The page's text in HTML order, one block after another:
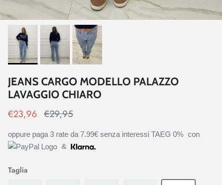
JEANS CARGO MODELLO PALAZZO
LAVAGGIO CHIARO
€23,96 €29,95
oppure paga 3 rate da 7.99€ senza interessi TAEG 0% con
&
Taglia